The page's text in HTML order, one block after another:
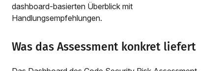
dashboard-basierten Überblick mit
Handlungsempfehlungen.
Was das Assessment konkret liefert